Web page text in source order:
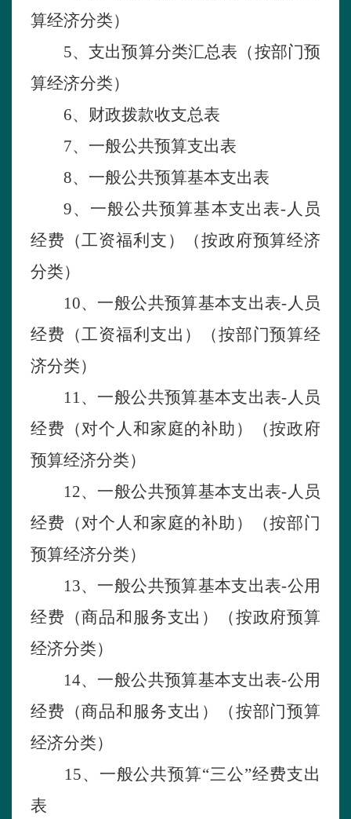
算经济分类）
5、支出预算分类汇总表（按部门预
算经济分类）
6、财政拨款收支总表
7、一般公共预算支出表
8、 一般公共预算基本支出表
9、一般公共预算基本支出表-人员
经费（工资福利支 ）
（按政府预算经济
分类）
10、一般公共预算基本支出表-人员
经费（工资福利支出）（按部门预算经
济分类）
11、一般公共预算基本支出表-人员
经费（对个人和家庭的补助）（按政府
预算经济分类）
12、一般公共预算基本支出表-人员
经费（对个人和家庭的补助）（按部门
预算经济分类）
13、一般公共预算基本支出表-公用
经费（商品和服务支出）（按政府预算
经济分类）
14、一般公共预算基本支出表-公用
经费（商品和服务支出）（按部门预算
经济分类）
15、一般公共预算“三公”经费支出
表